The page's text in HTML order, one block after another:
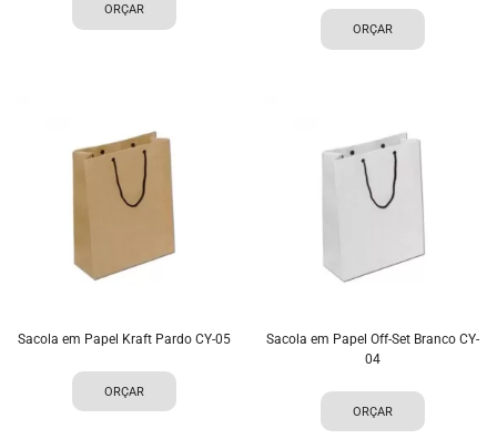
ORÇAR
ORÇAR
Sacola em Papel Kraft Pardo CY-05
ORÇAR
Sacola em Papel Off-Set Branco CY-
04
ORÇAR